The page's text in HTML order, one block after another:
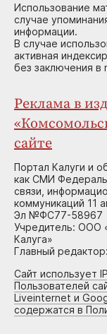
Использование
случае
информации.
В случае
активная
без заключения в
Реклама в
сайте
Портал Калуги и
как СМИ
связи,
коммуникаций 11
Эл №ФС77-58967
Учредитель: ООО
Калуга»
Главный
Сайт использует
Пользователей
Liveinternet и
содержатся в